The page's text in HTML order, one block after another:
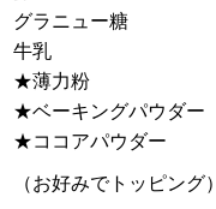
グラニュー糖
牛乳
★薄力粉
★ベーキングパウダー
★ココアパウダー
（お好みでトッピング）